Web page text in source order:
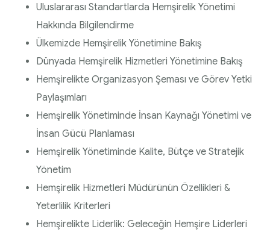
Uluslararası Standartlarda Hemşirelik Yönetimi
Hakkında Bilgilendirme
Ülkemizde Hemşirelik Yönetimine Bakış
Dünyada Hemşirelik Hizmetleri Yönetimine Bakış
Hemşirelikte Organizasyon Şeması ve Görev Yetki
Paylaşımları
Hemşirelik Yönetiminde İnsan Kaynağı Yönetimi ve
İnsan Gücü Planlaması
Hemşirelik Yönetiminde Kalite, Bütçe ve Stratejik
Yönetim
Hemşirelik Hizmetleri Müdürünün Özellikleri &
Yeterlilik Kriterleri
Hemşirelikte Liderlik: Geleceğin Hemşire Liderleri